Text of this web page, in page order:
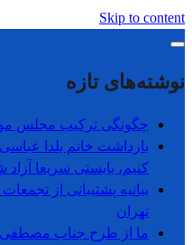
Skip to content
نوشته‌های تازه
چگونگی ترکیب مجلس
بازداشت خانم یلدا
کنیم، بایستی سریعا آزاد
بیانیه پشتیبانی از
تھران
ما از طرح جناب مصطفی